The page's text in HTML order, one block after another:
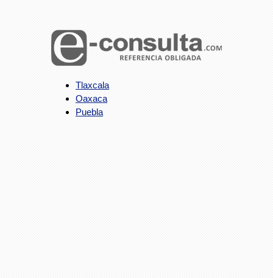
Tlaxcala
Oaxaca
Puebla